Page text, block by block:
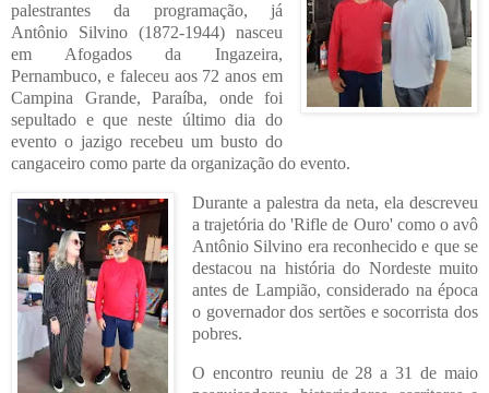
palestrantes da programação, já
Antônio Silvino (1872-1944) nasceu
em Afogados da Ingazeira,
Pernambuco, e faleceu aos 72 anos em
Campina Grande, Paraíba, onde foi
sepultado e que neste último dia do
evento o jazigo recebeu um busto do
cangaceiro como parte da organização do evento.
Durante a palestra da neta, ela descreveu
a trajetória do 'Rifle de Ouro' como o avô
Antônio Silvino era reconhecido e que se
destacou na história do Nordeste muito
antes de Lampião, considerado na época
o governador dos sertões e socorrista dos
pobres.
O encontro reuniu de 28 a 31 de maio